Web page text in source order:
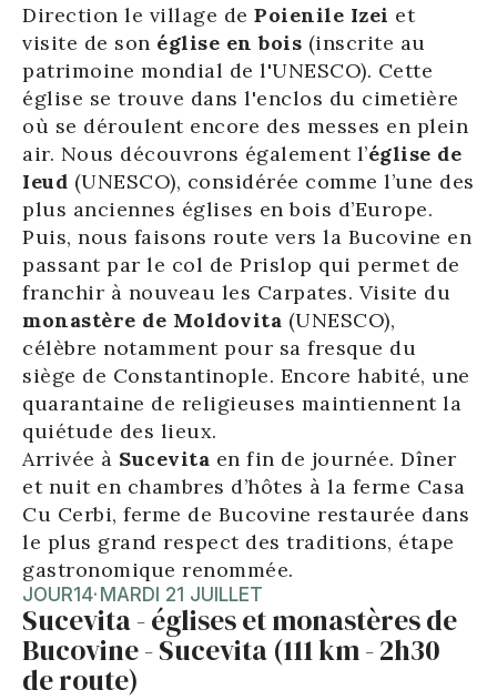
Direction le village de Poienile Izei et
visite de son église en bois (inscrite au
patrimoine mondial de l'UNESCO). Cette
église se trouve dans l'enclos du cimetière
où se déroulent encore des messes en plein
air. Nous découvrons également l’église de
Ieud (UNESCO), considérée comme l’une des
plus anciennes églises en bois d’Europe.
Puis, nous faisons route vers la Bucovine en
passant par le col de Prislop qui permet de
franchir à nouveau les Carpates. Visite du
monastère de Moldovita (UNESCO),
célèbre notamment pour sa fresque du
siège de Constantinople. Encore habité, une
quarantaine de religieuses maintiennent la
quiétude des lieux.
Arrivée à Sucevita en fin de journée. Dîner
et nuit en chambres d’hôtes à la ferme Casa
Cu Cerbi, ferme de Bucovine restaurée dans
le plus grand respect des traditions, étape
gastronomique renommée.
JOUR14· MARDI 21 JUILLET
Sucevita - églises et monastères de
Bucovine - Sucevita (111 km - 2h30
de route)